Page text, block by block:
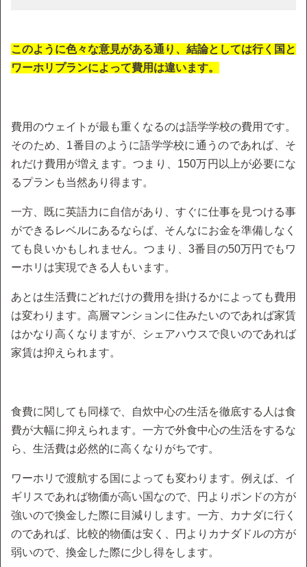
このように色々な意見がある通り、結論としては行く国と
ワーホリプランによって費用は違います。
費用のウェイトが最も重くなるのは語学学校の費用です。
そのため、1番目のように語学学校に通うのであれば、そ
れだけ費用が増えます。つまり、150万円以上が必要にな
るプランも当然あり得ます。
一方、既に英語力に自信があり、すぐに仕事を見つける事
ができるレベルにあるならば、そんなにお金を準備しなく
ても良いかもしれません。つまり、3番目の50万円でもワ
ーホリは実現できる人もいます。
あとは生活費にどれだけの費用を掛けるかによっても費用
は変わります。高層マンションに住みたいのであれば家賃
はかなり高くなりますが、シェアハウスで良いのであれば
家賃は抑えられます。
食費に関しても同様で、自炊中心の生活を徹底する人は食
費が大幅に抑えられます。一方で外食中心の生活をするな
ら、生活費は必然的に高くなりがちです。
ワーホリで渡航する国によっても変わります。例えば、イ
ギリスであれば物価が高い国なので、円よりポンドの方が
強いので換金した際に目減りします。一方、カナダに行く
のであれば、比較的物価は安く、円よりカナダドルの方が
弱いので、換金した際に少し得をします。